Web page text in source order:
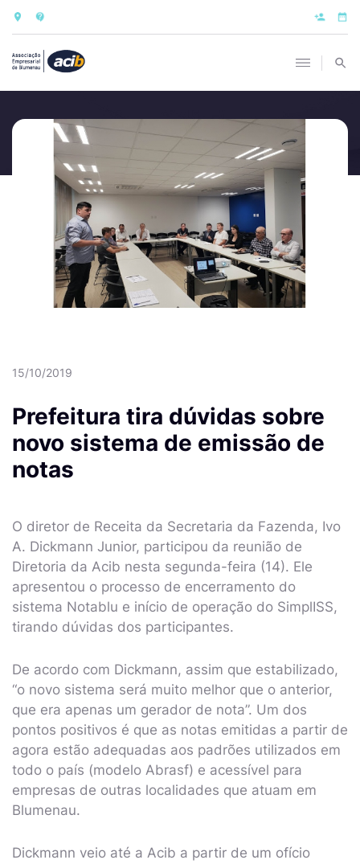
15/10/2019
Prefeitura tira dúvidas sobre
novo sistema de emissão de
notas
O diretor de Receita da Secretaria da Fazenda, Ivo
A. Dickmann Junior, participou da reunião de
Diretoria da Acib nesta segunda-feira (14). Ele
apresentou o processo de encerramento do
sistema Notablu e início de operação do SimplISS,
tirando dúvidas dos participantes.
De acordo com Dickmann, assim que estabilizado,
“o novo sistema será muito melhor que o anterior,
que era apenas um gerador de nota”. Um dos
pontos positivos é que as notas emitidas a partir de
agora estão adequadas aos padrões utilizados em
todo o país (modelo Abrasf) e acessível para
empresas de outras localidades que atuam em
Blumenau.
Dickmann veio até a Acib a partir de um ofício